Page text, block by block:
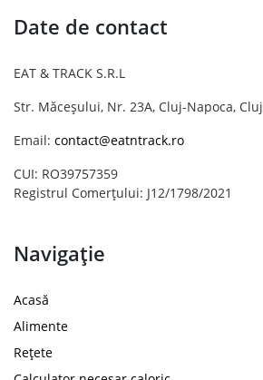
Date de contact
EAT & TRACK S.R.L
Str. Măceșului, Nr. 23A, Cluj-Napoca, Cluj
Email: contact@eatntrack.ro
CUI: RO39757359
Registrul Comerțului: J12/1798/2021
Navigație
Acasă
Alimente
Rețete